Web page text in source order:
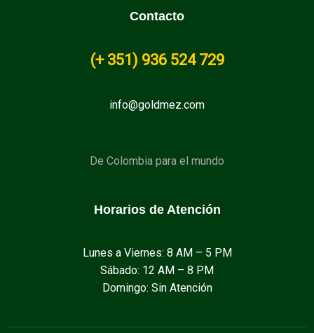
Contacto
(+ 351) 936 524 729
info@goldmez.com
De Colombia para el mundo
Horarios de Atención
Lunes a Viernes: 8 AM – 5 PM
Sábado: 12 AM – 8 PM
Domingo: Sin Atención